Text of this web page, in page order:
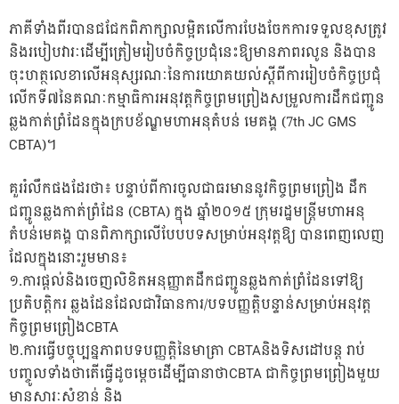
ភាគីទាំងពីរបានជជែកពិភាក្សាលម្អិតលើការបែងចែកការទទួលខុសត្រូវ
និងរបៀបវារៈដើម្បីត្រៀមរៀបចំកិច្ចប្រជុំនេះឱ្យមានភាពរលូន និងបាន
ចុះហត្ថលេខាលើអនុស្សរណៈនៃការយោគយល់ស្តីពីការរៀបចំកិច្ចប្រជុំ
លើកទី៧នៃគណៈកម្មាធិការអនុវត្តកិច្ចព្រមព្រៀងសម្រួលការដឹកជញ្ជូន
ឆ្លងកាត់ព្រំដែនក្នុងក្របខ័ណ្ឌមហាអនុតំបន់ មេគង្គ (7th JC GMS
CBTA)។
គួររំលឹកផងដែរថា៖ បន្ទាប់ពីការចូលជាធរមាននូវកិច្ចព្រមព្រៀង ដឹក
ជញ្ជូនឆ្លងកាត់ព្រំដែន (CBTA) ក្នុង ឆ្នាំ២០១៥ ក្រុមរដ្ឋមន្រ្តីមហាអនុ
តំបន់មេគង្គ បានពិភាក្សាលើបែបបទសម្រាប់អនុវត្តឱ្យ បានពេញលេញ
ដែលក្នុងនោះរួមមាន៖
១.ការផ្តល់និងចេញលិខិតអនុញ្ញាតដឹកជញ្ជូនឆ្លងកាត់ព្រំដែនទៅឱ្យ
ប្រតិបត្តិករ ឆ្លងដែនដែលជាវិធានការ/បទបញ្ញត្តិបន្ទាន់សម្រាប់អនុវត្ត
កិច្ចព្រមព្រៀងCBTA
២.ការធ្វើបច្ចុប្បន្នភាពបទបញ្ញត្តិនៃមាត្រា CBTAនិងទិសដៅបន្ត រាប់
បញ្ចូលទាំងថាតើធ្វើដូចម្តេចដើម្បីធានាថាCBTA ជាកិច្ចព្រមព្រៀងមួយ
មានសារៈសំខាន់ និង